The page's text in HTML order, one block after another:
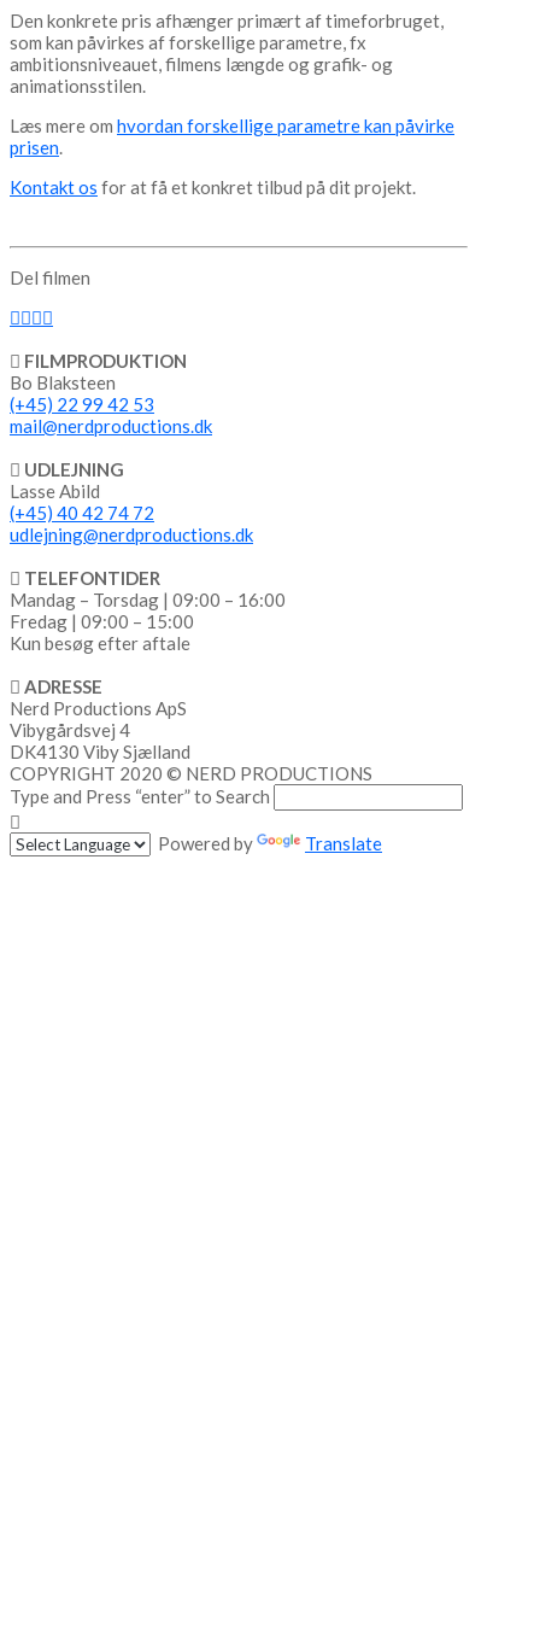
Den konkrete pris afhænger primært af timeforbruget,
som kan påvirkes af forskellige parametre, fx
ambitionsniveauet, filmens længde og grafik- og
animationsstilen.
Læs mere om hvordan forskellige parametre kan påvirke
prisen.
Kontakt os for at få et konkret tilbud på dit projekt.
Del filmen
FILMPRODUKTION
Bo Blaksteen
(+45) 22 99 42 53
mail@nerdproductions.dk
UDLEJNING
Lasse Abild
(+45) 40 42 74 72
udlejning@nerdproductions.dk
TELEFONTIDER
Mandag – Torsdag | 09:00 – 16:00
Fredag | 09:00 – 15:00
Kun besøg efter aftale
ADRESSE
Nerd Productions ApS
Vibygårdsvej 4
DK4130 Viby Sjælland
COPYRIGHT 2020 © NERD PRODUCTIONS
Type and Press “enter” to Search
Powered by Translate